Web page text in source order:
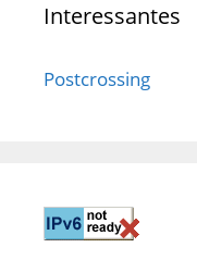
Interessantes
Postcrossing